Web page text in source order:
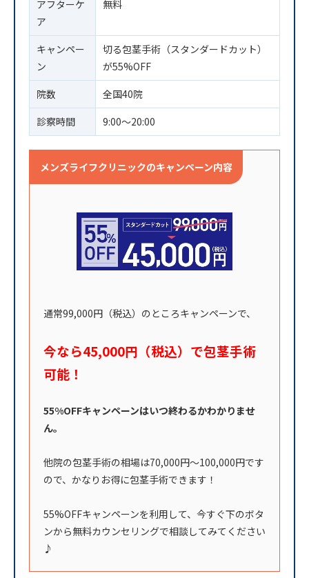
アフターケ
ア
無料
キャンペー
ン
切る包茎手術（スタンダードカット）
が55%OFF
院数
全国40院
診察時間
9:00〜20:00
メンズライフクリニックのキャンペーン内容
通常99,000円（税込）のところキャンペーンで、
今なら45,000円（税込）で包茎手術
可能！
55%OFFキャンペーンはいつ終わるかわかりませ
ん。
他院の包茎手術の相場は70,000円〜100,000円です
ので、かなりお得に包茎手術できます！
55%OFFキャンペーンを利用して、今すぐ下のボタ
ンから無料カウンセリングで相談してみてください
♪